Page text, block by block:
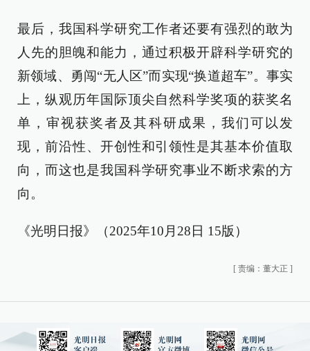
最后，我国科学研究工作者还要有强烈的敢为
人先的胆魄和能力，通过积极开辟科学研究的
新领域、勇闯“无人区”而实现“换道超车”。事实
上，纵观历年国际顶尖自然科学奖项的获奖名
单，审视获奖者及其科研成果，我们可以发
现，前沿性、开创性和引领性是其基本价值取
向，而这也是我国科学研究事业不断求索的方
向。
《光明日报》（2025年10月28日 15版）
[ 责编：董大正 ]